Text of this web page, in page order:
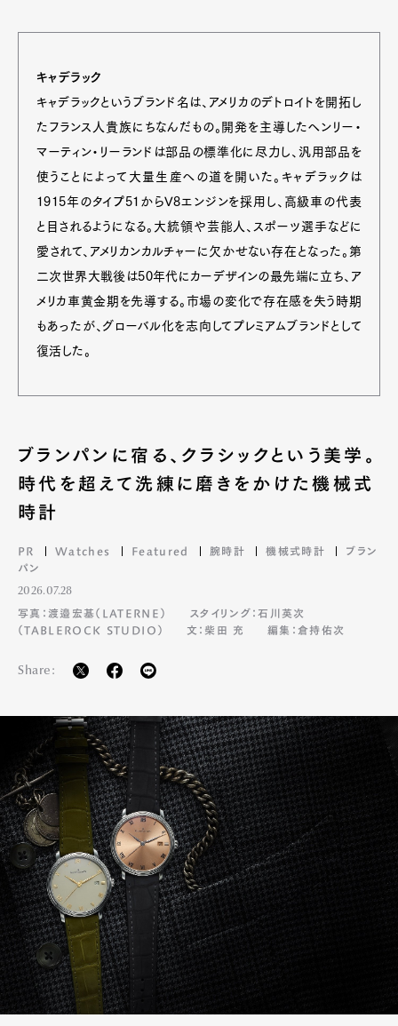
Art&DesignWatchFashion
GourmetCars
ProductCultureLifestyle
Pen Membership
Magazine
Pen international Pen tw
キャデラック
キャデラックというブランド名は、アメリカのデトロイトを開拓し
たフランス人貴族にちなんだもの。開発を主導したヘンリー・
マーティン・リーランドは部品の標準化に尽力し、汎用部品を
使うことによって大量生産への道を開いた。キャデラックは
1915年のタイプ51からV8エンジンを採用し、高級車の代表
と目されるようになる。大統領や芸能人、スポーツ選手などに
愛されて、アメリカンカルチャーに欠かせない存在となった。第
二次世界大戦後は50年代にカーデザインの最先端に立ち、ア
メリカ車黄金期を先導する。市場の変化で存在感を失う時期
もあったが、グローバル化を志向してプレミアムブランドとして
復活した。
ブランパンに宿る、クラシックという美学。
時代を超えて洗練に磨きをかけた機械式
時計
PR Watches Featured 腕時計 機械式時計
ブラン
パン
2026.07.28
写真：渡邉宏基（LATERNE）
スタイリング：石川英次
（TABLEROCK STUDIO）
文：柴田 充 編集：倉持佑次
Share: